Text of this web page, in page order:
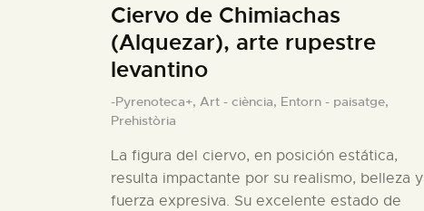
Ciervo de Chimiachas
(Alquezar), arte rupestre
levantino
-Pyrenoteca+, Art - ciència, Entorn - paisatge,
Prehistòria
La figura del ciervo, en posición estática,
resulta impactante por su realismo, belleza y
fuerza expresiva. Su excelente estado de